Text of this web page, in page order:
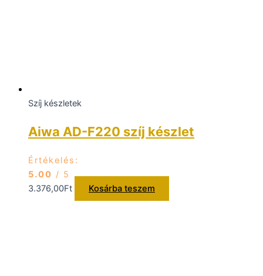
Szíj készletek
Aiwa AD-F220 szíj készlet
Értékelés:
5.00 / 5
3.376,00Ft Kosárba teszem